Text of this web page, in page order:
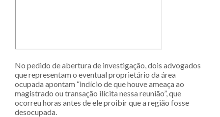
No pedido de abertura de investigação, dois advogados
que representam o eventual proprietário da área
ocupada apontam “indício de que houve ameaça ao
magistrado ou transação ilícita nessa reunião”, que
ocorreu horas antes de ele proibir que a região fosse
desocupada.